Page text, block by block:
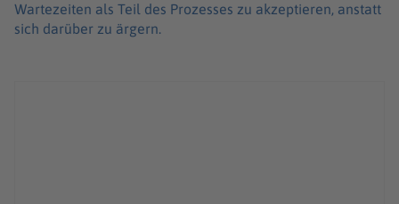
Wartezeiten als Teil des Prozesses zu akzeptieren, anstatt
sich darüber zu ärgern.